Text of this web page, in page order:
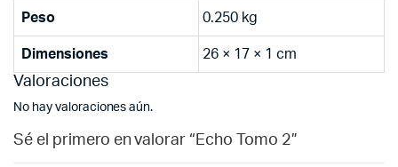
Peso 0.250 kg
Dimensiones 26 × 17 × 1 cm
Valoraciones
No hay valoraciones aún.
Sé el primero en valorar “Echo Tomo 2”